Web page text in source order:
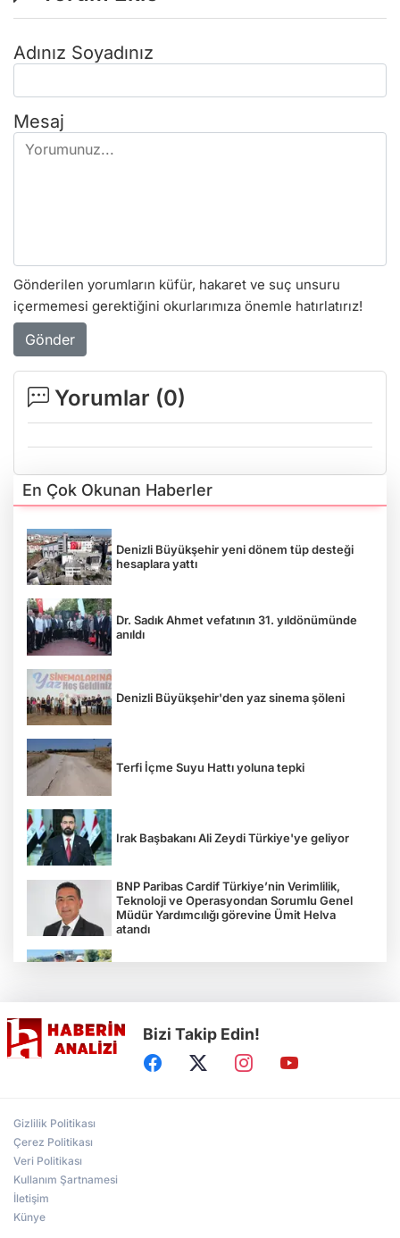
Adınız Soyadınız
Mesaj
Gönderilen yorumların küfür, hakaret ve suç unsuru
içermemesi gerektiğini okurlarımıza önemle hatırlatırız!
Gönder
Yorumlar (0)
En Çok Okunan Haberler
Denizli Büyükşehir yeni dönem tüp desteği
hesaplara yattı
Dr. Sadık Ahmet vefatının 31. yıldönümünde
anıldı
Denizli Büyükşehir'den yaz sinema şöleni
Terfi İçme Suyu Hattı yoluna tepki
Irak Başbakanı Ali Zeydi Türkiye'ye geliyor
BNP Paribas Cardif Türkiye’nin Verimlilik,
Teknoloji ve Operasyondan Sorumlu Genel
Müdür Yardımcılığı görevine Ümit Helva
atandı
Türkiye'nin "Zeytin Atlası" erişime açıldı
Alperen Ocakları Darıca'da yeni dönem...
Bizi Takip Edin!
Gizlilik Politikası
Çerez Politikası
Veri Politikası
Kullanım Şartnamesi
İletişim
Künye